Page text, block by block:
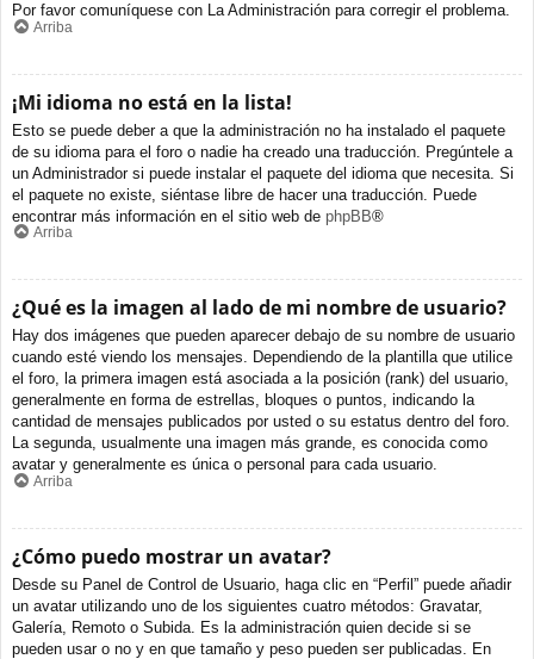
Por favor comuníquese con La Administración para corregir el problema.
Arriba
¡Mi idioma no está en la lista!
Esto se puede deber a que la administración no ha instalado el paquete
de su idioma para el foro o nadie ha creado una traducción. Pregúntele a
un Administrador si puede instalar el paquete del idioma que necesita. Si
el paquete no existe, siéntase libre de hacer una traducción. Puede
encontrar más información en el sitio web de phpBB®
Arriba
¿Qué es la imagen al lado de mi nombre de usuario?
Hay dos imágenes que pueden aparecer debajo de su nombre de usuario
cuando esté viendo los mensajes. Dependiendo de la plantilla que utilice
el foro, la primera imagen está asociada a la posición (rank) del usuario,
generalmente en forma de estrellas, bloques o puntos, indicando la
cantidad de mensajes publicados por usted o su estatus dentro del foro.
La segunda, usualmente una imagen más grande, es conocida como
avatar y generalmente es única o personal para cada usuario.
Arriba
¿Cómo puedo mostrar un avatar?
Desde su Panel de Control de Usuario, haga clic en “Perfil” puede añadir
un avatar utilizando uno de los siguientes cuatro métodos: Gravatar,
Galería, Remoto o Subida. Es la administración quien decide si se
pueden usar o no y en que tamaño y peso pueden ser publicadas. En